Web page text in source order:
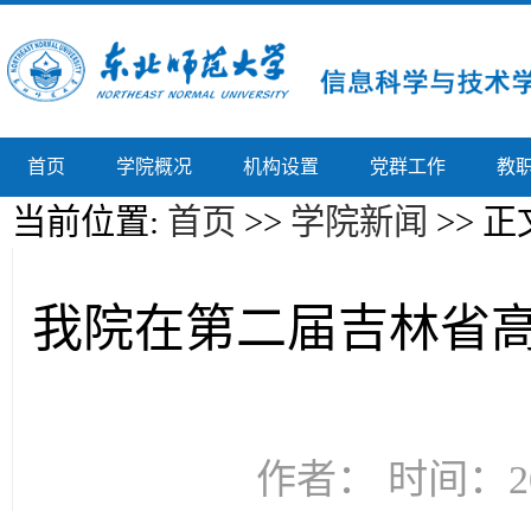
首页 学院概况 机构设置 党群工作 教
当前位置: 首页 >> 学院新闻 >> 正
我院在第二届吉林省
作者： 时间：